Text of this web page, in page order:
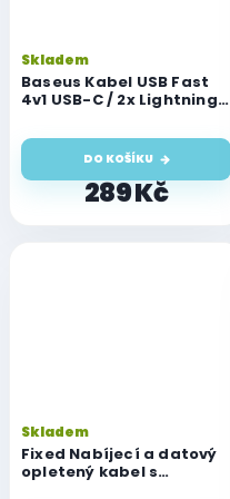
Baseus Kabel USB Fast
4v1 USB-C / 2x Lightning /
Skladem
289 Kč
DO KOŠÍKU
Fixed Nabíjecí a datový
opletený kabel s
Skladem